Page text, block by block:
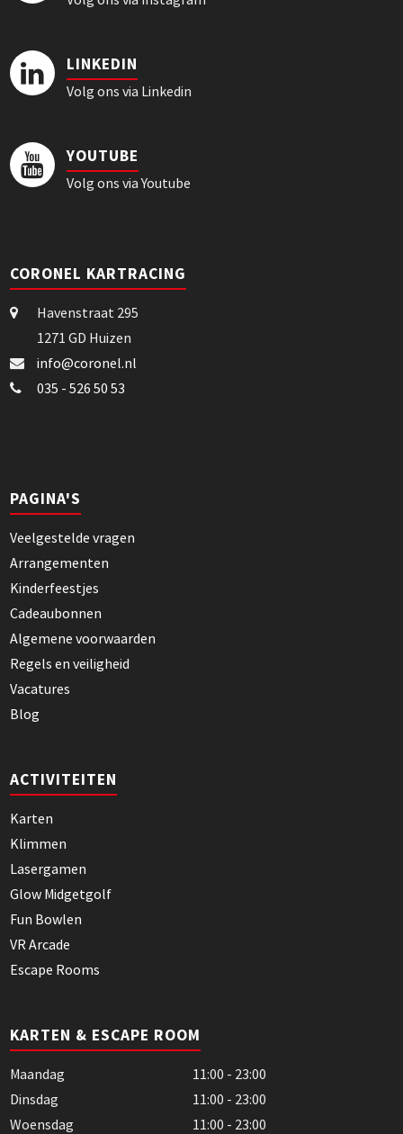
LINKEDIN
Volg ons via Linkedin
YOUTUBE
Volg ons via Youtube
CORONEL KARTRACING
Havenstraat 295
1271 GD Huizen
info@coronel.nl
035 - 526 50 53
PAGINA'S
Veelgestelde vragen
Arrangementen
Kinderfeestjes
Cadeaubonnen
Algemene voorwaarden
Regels en veiligheid
Vacatures
Blog
ACTIVITEITEN
Karten
Klimmen
Lasergamen
Glow Midgetgolf
Fun Bowlen
VR Arcade
Escape Rooms
KARTEN & ESCAPE ROOM
Maandag
11:00 - 23:00
Dinsdag
11:00 - 23:00
Woensdag
11:00 - 23:00